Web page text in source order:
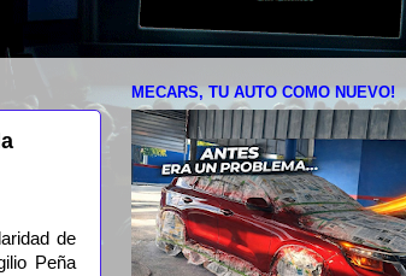
de
Peña
MECARS, TU AUTO COMO NUEVO!